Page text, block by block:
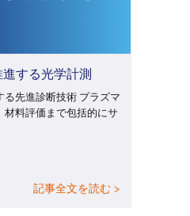
する光学計測
る先進診断技術 プラズマ
材料評価まで包括的にサ
記事全文を読む >